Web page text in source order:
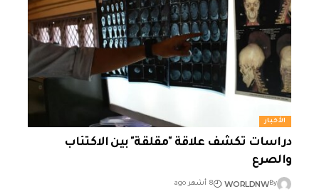
الأخبار
دراسات تكشف علاقة "مقلقة" بين الاكتئاب
والصرع
By
WORLDNW 8 أشهر ago